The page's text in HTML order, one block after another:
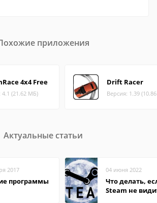
приложения
4x4 Free
4.1 (21.62 МБ)
Drift Racer
Версия: 1.39
Актуальные статьи
2017
программы
04 июня 2022
Что делать,
Steam не